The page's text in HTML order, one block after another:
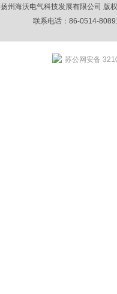
扬州海沃电气科技发展有限公司 版
联系电话：86-0514-
苏公网安备